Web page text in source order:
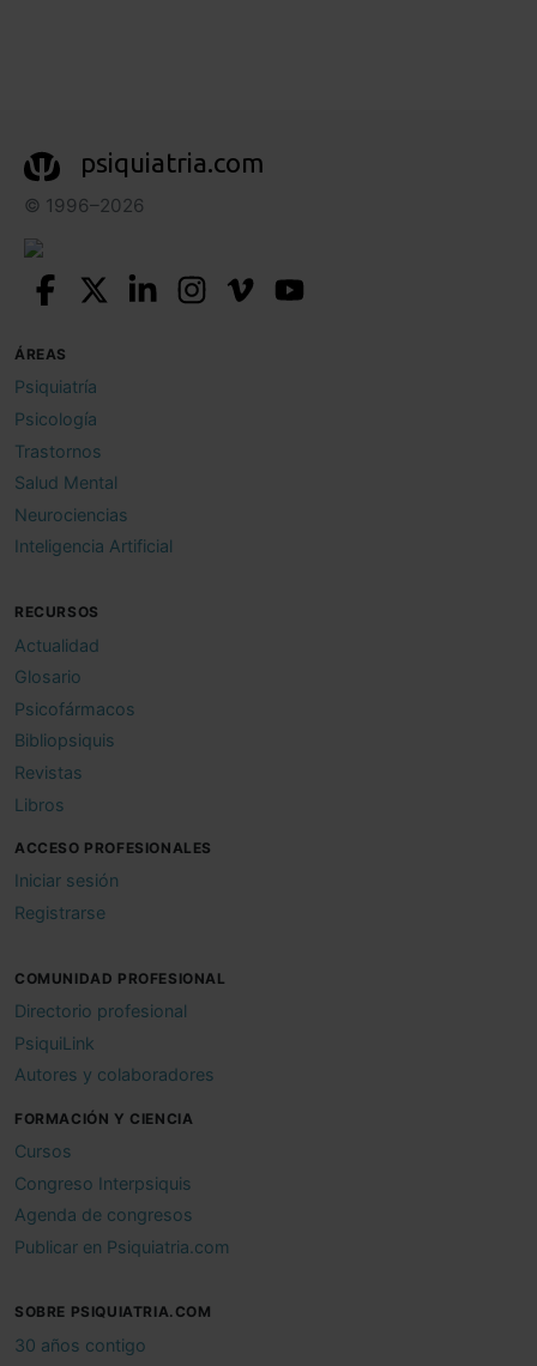
psiquiatria.com
© 1996–2026
ÁREAS
Psiquiatría
Psicología
Trastornos
Salud Mental
Neurociencias
Inteligencia Artificial
RECURSOS
Actualidad
Glosario
Psicofármacos
Bibliopsiquis
Revistas
Libros
ACCESO PROFESIONALES
Iniciar sesión
Registrarse
COMUNIDAD PROFESIONAL
Directorio profesional
PsiquiLink
Autores y colaboradores
FORMACIÓN Y CIENCIA
Cursos
Congreso Interpsiquis
Agenda de congresos
Publicar en Psiquiatria.com
SOBRE PSIQUIATRIA.COM
30 años contigo